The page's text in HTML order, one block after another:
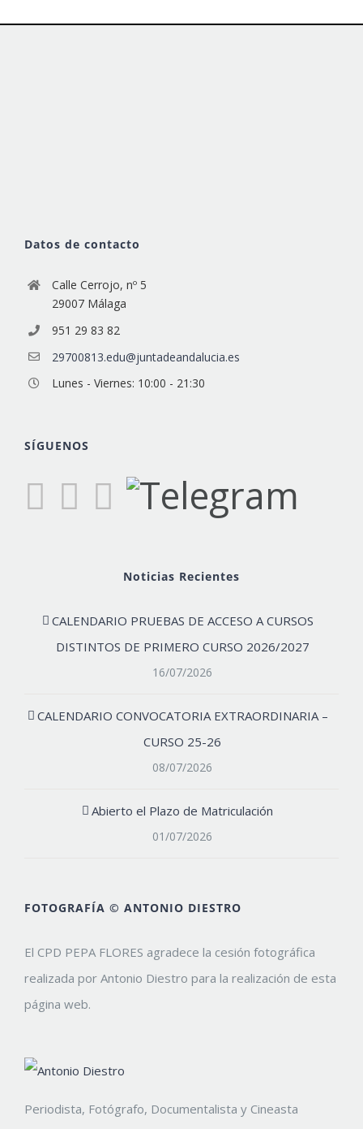
Datos de contacto
Calle Cerrojo, nº 5
29007 Málaga
951 29 83 82
29700813.edu@juntadeandalucia.es
Lunes - Viernes: 10:00 - 21:30
SÍGUENOS
Noticias Recientes
CALENDARIO PRUEBAS DE ACCESO A CURSOS
DISTINTOS DE PRIMERO CURSO 2026/2027
16/07/2026
CALENDARIO CONVOCATORIA EXTRAORDINARIA –
CURSO 25-26
08/07/2026
Abierto el Plazo de Matriculación
01/07/2026
FOTOGRAFÍA © ANTONIO DIESTRO
El CPD PEPA FLORES agradece la cesión fotográfica
realizada por Antonio Diestro para la realización de esta
página web.
Periodista, Fotógrafo, Documentalista y Cineasta